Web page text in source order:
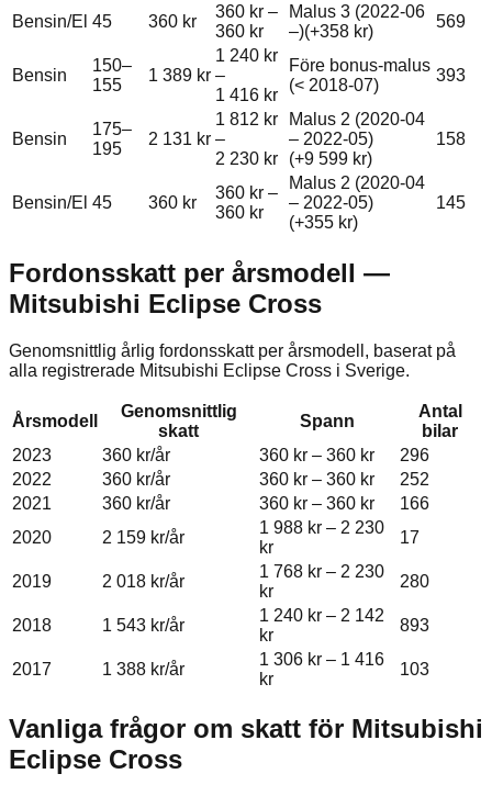
Bensin/El 45 360 kr
360 kr –
360 kr
Malus 3 (2022-06
–)(+358 kr)
569
Bensin
150–
155
1 389 kr
1 240 kr
–
1 416 kr
Före bonus-malus
(< 2018-07)
393
Bensin
175–
195
2 131 kr
1 812 kr
–
2 230 kr
Malus 2 (2020-04
– 2022-05)
(+9 599 kr)
158
Bensin/El 45 360 kr
360 kr –
360 kr
Malus 2 (2020-04
– 2022-05)
(+355 kr)
145
Fordonsskatt per årsmodell —
Mitsubishi Eclipse Cross
Genomsnittlig årlig fordonsskatt per årsmodell, baserat på
alla registrerade Mitsubishi Eclipse Cross i Sverige.
Årsmodell
Genomsnittlig
skatt
Spann
Antal
bilar
2023
360 kr/år 360 kr – 360 kr
296
2022
360 kr/år 360 kr – 360 kr
252
2021
360 kr/år 360 kr – 360 kr
166
2020
2 159 kr/år
1 988 kr – 2 230
kr
17
2019 2 018 kr/år
1 768 kr – 2 230
kr
280
2018 1 543 kr/år
1 240 kr – 2 142
kr
893
2017 1 388 kr/år
1 306 kr – 1 416
kr
103
Vanliga frågor om skatt för Mitsubishi
Eclipse Cross